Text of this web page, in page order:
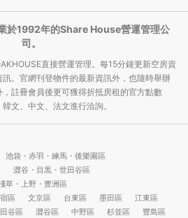
於1992年的Share House營運管理公
司。
直接營運管理。每15分鐘更新空房資
。官網刊登物件的最新資訊外，也隨時舉辦
註冊會員後更可獲得折抵房租的官方點數
文、中文、法文進行洽詢。
池袋・赤羽・練馬・後樂園區
澀谷・目黒・世田谷區
草・上野・豊洲區
區 文京區 台東區 墨田區
江東區
谷區 澀谷區 中野區 杉並區
豐島區